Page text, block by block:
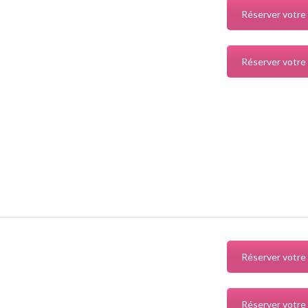
Réserver votre
Réserver votre
Réserver votre
Réserver votre